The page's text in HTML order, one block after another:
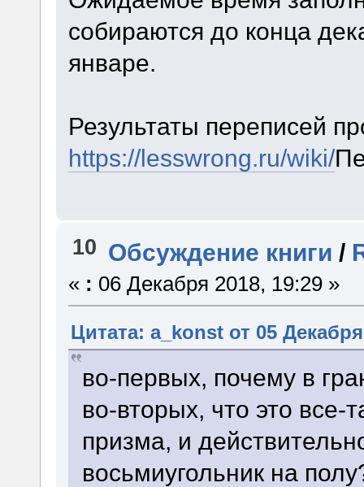
собираются до конца
январе.
Результаты переписей
https://lesswrong.ru/wiki/
10 Обсуждение книги /
« : 06 Декабря 2018, 19:29 »
Цитата: a_konst от 05
во-первых, почему в
во-вторых, что это все-
призма, и
восьмиугольник на